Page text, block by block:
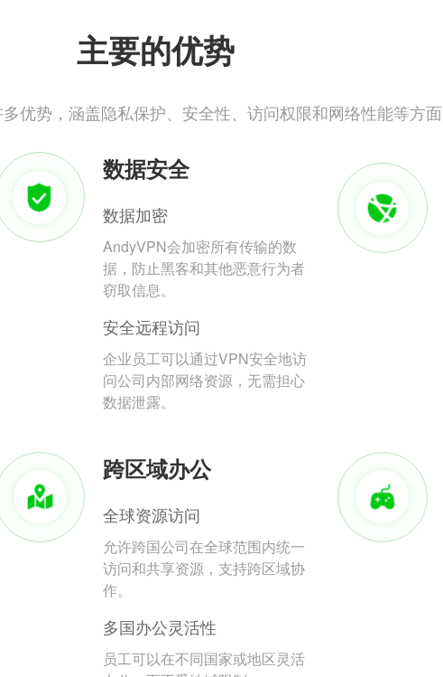
主要的优势
优势，涵盖隐私保护、安全性、访问权限和网络性能等方面
数据安全
数据加密
AndyVPN会加密所有传输的数
据，防止黑客和其他恶意行为者
窃取信息。
安全远程访问
企业员工可以通过VPN安全地访
问公司内部网络资源，无需担心
数据泄露。
跨区域办公
全球资源访问
允许跨国公司在全球范围内统一
访问和共享资源，支持跨区域协
作。
多国办公灵活性
员工可以在不同国家或地区灵活